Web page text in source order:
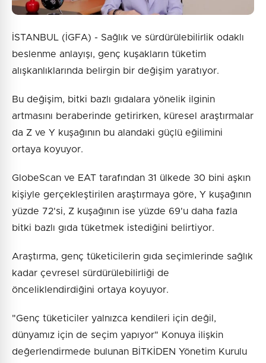
İSTANBUL (İGFA) - Sağlık ve sürdürülebilirlik odaklı
beslenme anlayışı, genç kuşakların tüketim
alışkanlıklarında belirgin bir değişim yaratıyor.
Bu değişim, bitki bazlı gıdalara yönelik ilginin
artmasını beraberinde getirirken, küresel araştırmalar
da Z ve Y kuşağının bu alandaki güçlü eğilimini
ortaya koyuyor.
GlobeScan ve EAT tarafından 31 ülkede 30 bini aşkın
kişiyle gerçekleştirilen araştırmaya göre, Y kuşağının
yüzde 72'si, Z kuşağının ise yüzde 69'u daha fazla
bitki bazlı gıda tüketmek istediğini belirtiyor.
Araştırma, genç tüketicilerin gıda seçimlerinde sağlık
kadar çevresel sürdürülebilirliği de
önceliklendirdiğini ortaya koyuyor.
"Genç tüketiciler yalnızca kendileri için değil,
dünyamız için de seçim yapıyor" Konuya ilişkin
değerlendirmede bulunan BİTKİDEN Yönetim Kurulu